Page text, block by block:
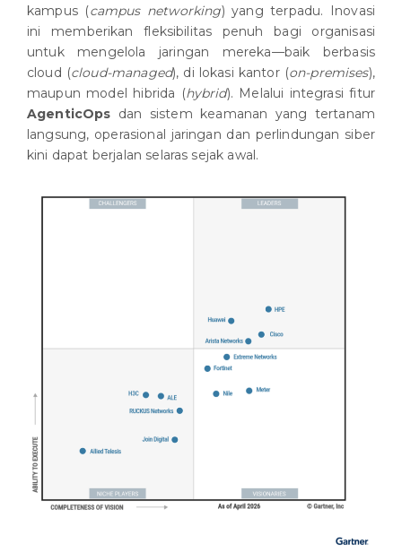
kampus (campus networking) yang terpadu. Inovasi
ini memberikan fleksibilitas penuh bagi organisasi
untuk mengelola jaringan mereka—baik berbasis
cloud (cloud-managed), di lokasi kantor (on-premises),
maupun model hibrida (hybrid). Melalui integrasi fitur
AgenticOps dan sistem keamanan yang tertanam
langsung, operasional jaringan dan perlindungan siber
kini dapat berjalan selaras sejak awal.